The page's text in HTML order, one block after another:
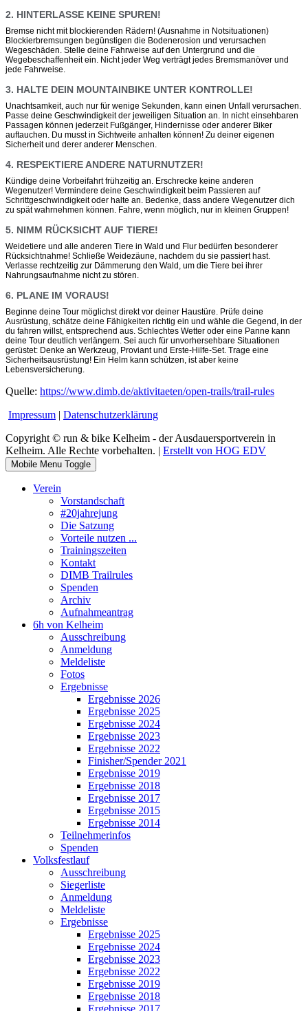
2. HINTERLASSE KEINE SPUREN!
Bremse nicht mit blockierenden Rädern! (Ausnahme in Notsituationen)
Blockierbremsungen begünstigen die Bodenerosion und verursachen
Wegeschäden. Stelle deine Fahrweise auf den Untergrund und die
Wegebeschaffenheit ein. Nicht jeder Weg verträgt jedes Bremsmanöver und
jede Fahrweise.
3. HALTE DEIN MOUNTAINBIKE UNTER KONTROLLE!
Unachtsamkeit, auch nur für wenige Sekunden, kann einen Unfall verursachen.
Passe deine Geschwindigkeit der jeweiligen Situation an. In nicht einsehbaren
Passagen können jederzeit Fußgänger, Hindernisse oder anderer Biker
auftauchen. Du musst in Sichtweite anhalten können! Zu deiner eigenen
Sicherheit und derer anderer Menschen.
4. RESPEKTIERE ANDERE NATURNUTZER!
Kündige deine Vorbeifahrt frühzeitig an. Erschrecke keine anderen
Wegenutzer! Vermindere deine Geschwindigkeit beim Passieren auf
Schrittgeschwindigkeit oder halte an. Bedenke, dass andere Wegenutzer dich
zu spät wahrnehmen können. Fahre, wenn möglich, nur in kleinen Gruppen!
5. NIMM RÜCKSICHT AUF TIERE!
Weidetiere und alle anderen Tiere in Wald und Flur bedürfen besonderer
Rücksichtnahme! Schließe Weidezäune, nachdem du sie passiert hast.
Verlasse rechtzeitig zur Dämmerung den Wald, um die Tiere bei ihrer
Nahrungsaufnahme nicht zu stören.
6. PLANE IM VORAUS!
Beginne deine Tour möglichst direkt vor deiner Haustüre. Prüfe deine
Ausrüstung, schätze deine Fähigkeiten richtig ein und wähle die Gegend, in der
du fahren willst, entsprechend aus. Schlechtes Wetter oder eine Panne kann
deine Tour deutlich verlängern. Sei auch für unvorhersehbare Situationen
gerüstet: Denke an Werkzeug, Proviant und Erste-Hilfe-Set. Trage eine
Sicherheitsausrüstung! Ein Helm kann schützen, ist aber keine
Lebensversicherung.
Quelle: https://www.dimb.de/aktivitaeten/open-trails/trail-rules
Impressum | Datenschutzerklärung
Copyright © run & bike Kelheim - der Ausdauersportverein in
Kelheim. Alle Rechte vorbehalten. | Erstellt von HOG EDV
Mobile Menu Toggle
Verein
Vorstandschaft
#20jahrejung
Die Satzung
Vorteile nutzen ...
Trainingszeiten
Kontakt
DIMB Trailrules
Spenden
Archiv
Aufnahmeantrag
6h von Kelheim
Ausschreibung
Anmeldung
Meldeliste
Fotos
Ergebnisse
Ergebnisse 2026
Ergebnisse 2025
Ergebnisse 2024
Ergebnisse 2023
Ergebnisse 2022
Finisher/Spender 2021
Ergebnisse 2019
Ergebnisse 2018
Ergebnisse 2017
Ergebnisse 2015
Ergebnisse 2014
Teilnehmerinfos
Spenden
Volksfestlauf
Ausschreibung
Siegerliste
Anmeldung
Meldeliste
Ergebnisse
Ergebnisse 2025
Ergebnisse 2024
Ergebnisse 2023
Ergebnisse 2022
Ergebnisse 2019
Ergebnisse 2018
Ergebnisse 2017